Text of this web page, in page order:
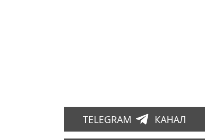
TELEGRAM КАНАЛ